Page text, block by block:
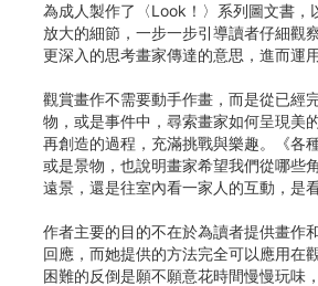
為成人製作了〈Look！〉系列圖文書
放大的細節，一步一步引導讀者仔細觀
更深入的思考畫家傳達的意思，進而運
觀賞畫作不需要動手作畫，而是從已經
物，或是事件中，尋索畫家如何呈現美
再創造的過程，充滿挑戰與樂趣。《各
或是景物，也說明畫家希望我們從哪些
遠景，還是往室內看一家人的互動，
作者主要的目的不在於為讀者提供畫作
回應，而她提供的方法完全可以應用在
困難的反倒是願不願意花時間慢慢玩味